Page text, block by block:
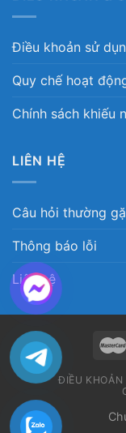
Điều khoản sử
Quy chế hoạt
Chính sách khiếu
LIÊN HỆ
Câu hỏi thường
Thông báo lỗi
Liên hệ
ĐIỀU